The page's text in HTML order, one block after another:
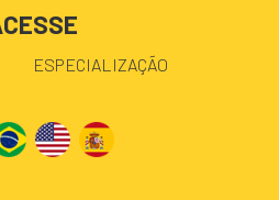
ESPECIALIZAÇÃO